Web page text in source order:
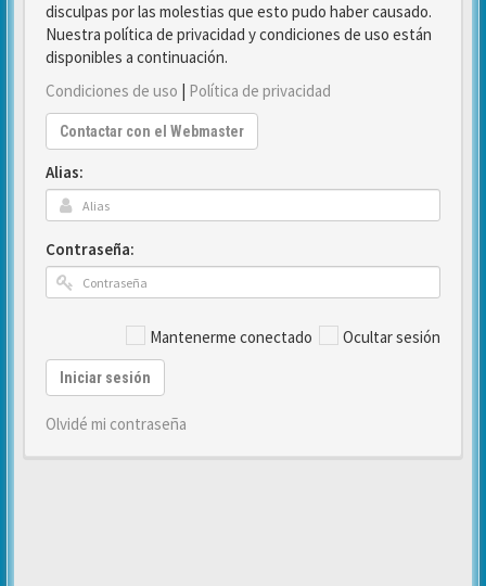
disculpas por las molestias que esto pudo haber causado.
Nuestra política de privacidad y condiciones de uso están
disponibles a continuación.
Condiciones de uso | Política de privacidad
Contactar con el Webmaster
Alias:
Contraseña:
Mantenerme conectado Ocultar sesión
Iniciar sesión
Olvidé mi contraseña